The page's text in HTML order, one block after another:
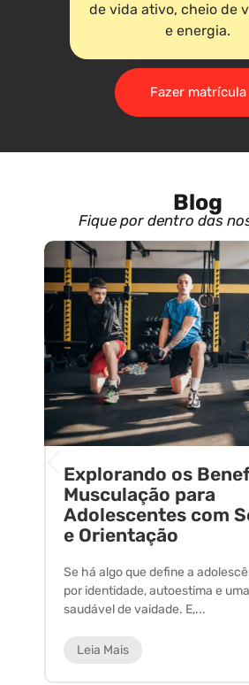
de vida ativo, cheio de
e energia.
Fazer matrícula
Blog
Fique por dentro das
Explorando os
Musculação para
Adolescentes com
e Orientação
Se há algo que define a
por identidade, autoestima e
saudável de vaidade. E,...
Leia Mais